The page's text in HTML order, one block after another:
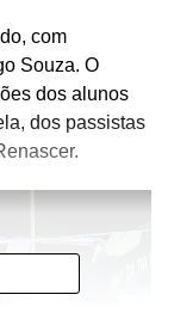
com
Souza. O
dos alunos
dos passistas